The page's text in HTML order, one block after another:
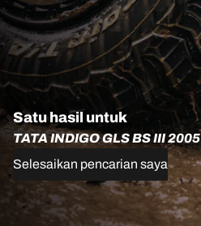
Satu hasil untuk
TATA INDIGO GLS BS III 2005
Selesaikan pencarian saya